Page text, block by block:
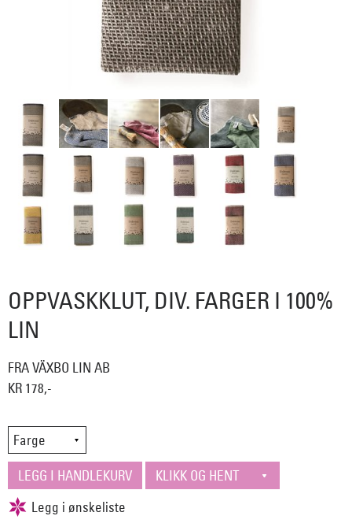
OPPVASKKLUT, DIV. FARGER I 100%
LIN
FRA VÄXBO LIN AB
KR 178,-